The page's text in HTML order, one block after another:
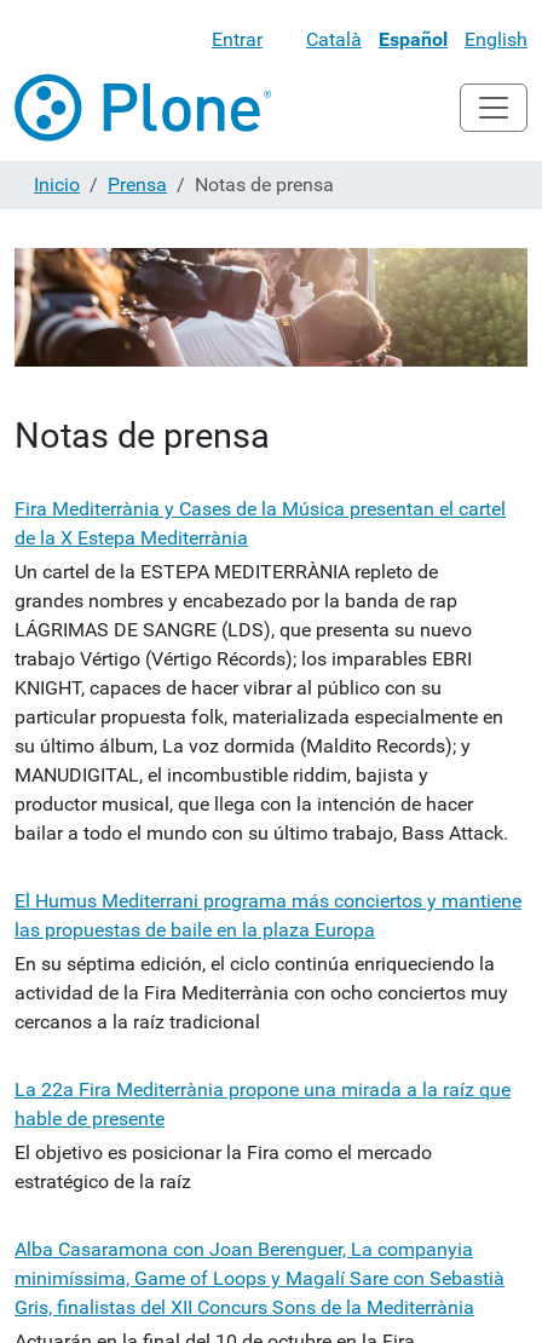
Entrar Català Español English
Inicio Prensa Notas de prensa
Notas de prensa
Fira Mediterrània y Cases de la Música presentan el cartel
de la X Estepa Mediterrània
Un cartel de la ESTEPA MEDITERRÀNIA repleto de
grandes nombres y encabezado por la banda de rap
LÁGRIMAS DE SANGRE (LDS), que presenta su nuevo
trabajo Vértigo (Vértigo Récords); los imparables EBRI
KNIGHT, capaces de hacer vibrar al público con su
particular propuesta folk, materializada especialmente en
su último álbum, La voz dormida (Maldito Records); y
MANUDIGITAL, el incombustible riddim, bajista y
productor musical, que llega con la intención de hacer
bailar a todo el mundo con su último trabajo, Bass Attack.
El Humus Mediterrani programa más conciertos y mantiene
las propuestas de baile en la plaza Europa
En su séptima edición, el ciclo continúa enriqueciendo la
actividad de la Fira Mediterrània con ocho conciertos muy
cercanos a la raíz tradicional
La 22a Fira Mediterrània propone una mirada a la raíz que
hable de presente
El objetivo es posicionar la Fira como el mercado
estratégico de la raíz
Alba Casaramona con Joan Berenguer, La companyia
minimíssima, Game of Loops y Magalí Sare con Sebastià
Gris, finalistas del XII Concurs Sons de la Mediterrània